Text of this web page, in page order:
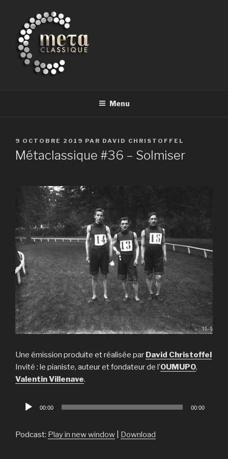
contenu
principal
Menu
PUBLIÉ
LE
9 OCTOBRE 2019 PAR DAVID CHRISTOFFEL
Métaclassique #36 – Solmiser
Une émission produite et réalisée par David Christoffel
Invité : le pianiste, auteur et fondateur de l’OUMUPO,
Valentin Villenave.
Lecteur
00:00 00:00
Podcast: Play in new window Download